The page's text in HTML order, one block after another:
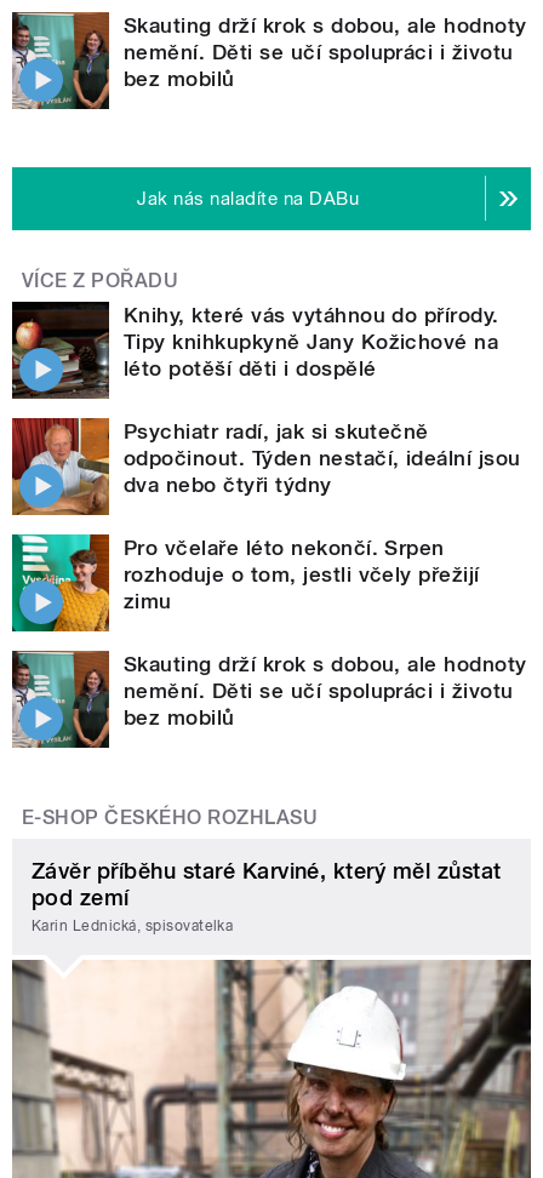
Skauting drží krok s dobou, ale hodnoty
nemění. Děti se učí spolupráci i životu
bez mobilů
Jak nás naladíte na DABu
VÍCE Z POŘADU
Knihy, které vás vytáhnou do přírody.
Tipy knihkupkyně Jany Kožichové na
léto potěší děti i dospělé
Psychiatr radí, jak si skutečně
odpočinout. Týden nestačí, ideální jsou
dva nebo čtyři týdny
Pro včelaře léto nekončí. Srpen
rozhoduje o tom, jestli včely přežijí
zimu
Skauting drží krok s dobou, ale hodnoty
nemění. Děti se učí spolupráci i životu
bez mobilů
E-SHOP ČESKÉHO ROZHLASU
Závěr příběhu staré Karviné, který měl zůstat
pod zemí
Karin Lednická, spisovatelka